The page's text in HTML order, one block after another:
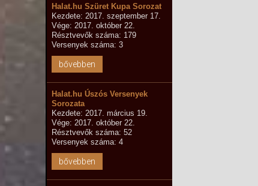
Halat.hu Szüret Kupa Sorozat
Kezdete: 2017. szeptember 17.
Vége: 2017. október 22.
Résztvevők száma: 179
Versenyek száma: 3
bővebben
Halat.hu Úszós Versenyek
Sorozata
Kezdete: 2017. március 19.
Vége: 2017. október 22.
Résztvevők száma: 52
Versenyek száma: 4
bővebben